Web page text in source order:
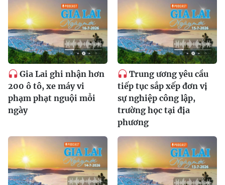
Gia Lai ghi nhận hơn
200 ô tô, xe máy vi
phạm phạt nguội mỗi
ngày
Trung ương yêu cầu
tiếp tục sắp xếp đơn vị
sự nghiệp công lập,
trường học tại địa
phương